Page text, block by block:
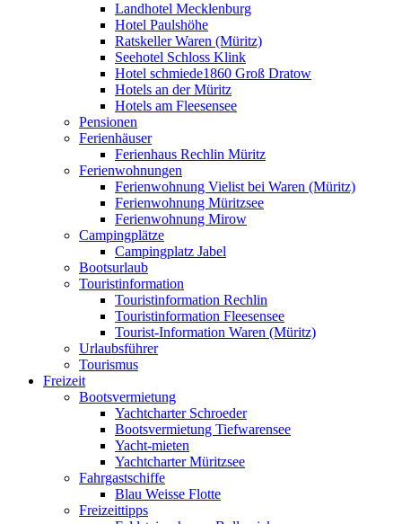
Landhotel Mecklenburg
Hotel Paulshöhe
Ratskeller Waren (Müritz)
Seehotel Schloss Klink
Hotel schmiede1860 Groß Dratow
Hotels an der Müritz
Hotels am Fleesensee
Pensionen
Ferienhäuser
Ferienhaus Rechlin Müritz
Ferienwohnungen
Ferienwohnung Vielist bei Waren (Müritz)
Ferienwohnung Müritzsee
Ferienwohnung Mirow
Campingplätze
Campingplatz Jabel
Bootsurlaub
Touristinformation
Touristinformation Rechlin
Touristinformation Fleesensee
Tourist-Information Waren (Müritz)
Urlaubsführer
Tourismus
Freizeit
Bootsvermietung
Yachtcharter Schroeder
Bootsvermietung Tiefwarensee
Yacht-mieten
Yachtcharter Müritzsee
Fahrgastschiffe
Blau Weisse Flotte
Freizeittipps